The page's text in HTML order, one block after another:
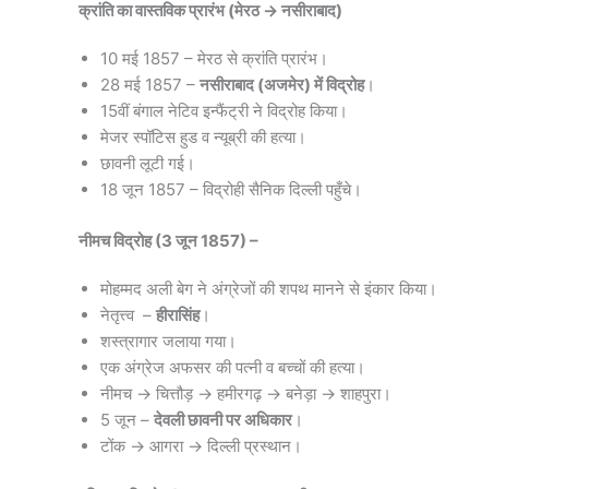
क्रांति का वास्तविक प्रारंभ (मेरठ → नसीराबाद)
10 मई 1857 – मेरठ से क्रांति प्रारंभ।
28 मई 1857 – नसीराबाद (अजमेर) में विद्रोह।
15वीं बंगाल नेटिव इन्फैंट्री ने विद्रोह किया।
मेजर स्पॉटिस हुड व न्यूब्री की हत्या।
छावनी लूटी गई।
18 जून 1857 – विद्रोही सैनिक दिल्ली पहुँचे।
नीमच विद्रोह (3 जून 1857) –
मोहम्मद अली बेग ने अंग्रेजों की शपथ मानने से इंकार किया।
नेतृत्त्व – हीरासिंह।
शस्त्रागार जलाया गया।
एक अंग्रेज अफसर की पत्नी व बच्चों की हत्या।
नीमच → चित्तौड़ → हमीरगढ़ → बनेड़ा → शाहपुरा।
5 जून – देवली छावनी पर अधिकार।
टोंक → आगरा → दिल्ली प्रस्थान।